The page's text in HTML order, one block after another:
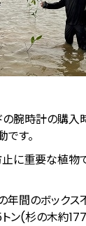
腕時計の購
す。
に重要な植物
間のボック
ン(杉の木約